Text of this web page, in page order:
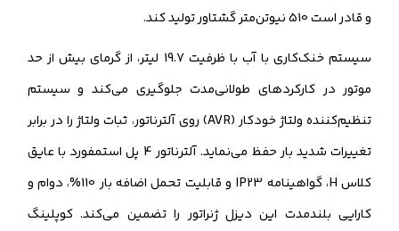
و قادر است 510 نیوتن‌متر گشتاور تولید کند.
سیستم خنک‌کاری با آب با ظرفیت 19.7 لیتر، از گرمای بیش از حد
موتور در کارکردهای طولانی‌مدت جلوگیری می‌کند و سیستم
تنظیم‌کننده ولتاژ خودکار (AVR) روی آلترناتور، ثبات ولتاژ را در برابر
تغییرات شدید بار حفظ می‌نماید. آلترناتور 4 پل استمفورد با عایق
کلاس H، گواهینامه IP23 و قابلیت تحمل اضافه بار 110%، دوام و
کارایی بلندمدت این دیزل ژنراتور را تضمین می‌کند. کوپلینگ